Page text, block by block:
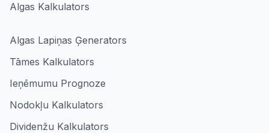
Algas Kalkulators
Algas Lapiņas Ģenerators
Tāmes Kalkulators
Ieņēmumu Prognoze
Nodokļu Kalkulators
Dividenžu Kalkulators